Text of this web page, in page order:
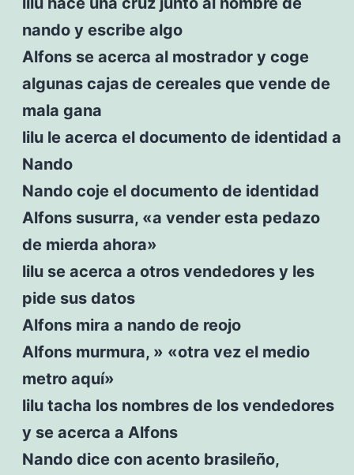
nando y escribe algo
Alfons se acerca al mostrador y coge
algunas cajas de cereales que vende de
mala gana
lilu le acerca el documento de identidad a
Nando
Nando coje el documento de identidad
Alfons susurra, «a vender esta pedazo
de mierda ahora»
lilu se acerca a otros vendedores y les
pide sus datos
Alfons mira a nando de reojo
Alfons murmura, » «otra vez el medio
metro aquí»
lilu tacha los nombres de los vendedores
y se acerca a Alfons
Nando dice con acento brasileño,